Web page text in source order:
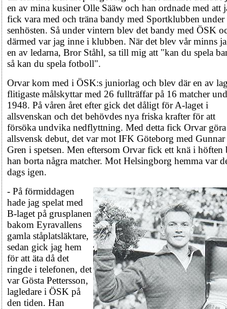
en av mina kusiner Olle Sääw och han ordnade med att
fick vara med och träna bandy med Sportklubben under
senhösten. Så under vintern blev det bandy med ÖSK
därmed var jag inne i klubben. När det blev vår minns
en av ledarna, Bror Ståhl, sa till mig att "kan du spela
så kan du spela fotboll".
Orvar kom med i ÖSK:s juniorlag och blev där en av
flitigaste målskyttar med 26 fullträffar på 16 matcher
1948. På våren året efter gick det dåligt för A-laget i
allsvenskan och det behövdes nya friska krafter för att
försöka undvika nedflyttning. Med detta fick Orvar göra
allsvensk debut, det var mot IFK Göteborg med Gunnar
Gren i spetsen. Men eftersom Orvar fick ett knä i höften
han borta några matcher. Mot Helsingborg hemma var
dags igen.
- På förmiddagen
hade jag spelat med
B-laget på grusplanen
bakom Eyravallens
gamla ståplatsläktare,
sedan gick jag hem
för att äta då det
ringde i telefonen, det
var Gösta Pettersson,
lagledare i ÖSK på
den tiden. Han